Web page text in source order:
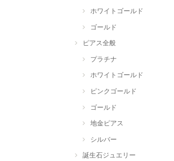
ホワイトゴールド
ゴールド
ピアス全般
プラチナ
ホワイトゴールド
ピンクゴールド
ゴールド
地金ピアス
シルバー
誕生石ジュエリー